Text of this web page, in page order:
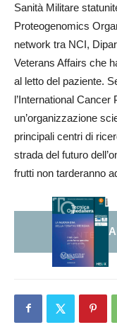
Sanità Militare
Proteogenomics
network tra NCI,
Veterans Affairs che
al letto del paziente.
l’International
un’organizzazione
principali centri di
strada del futuro
frutti non tarderanno